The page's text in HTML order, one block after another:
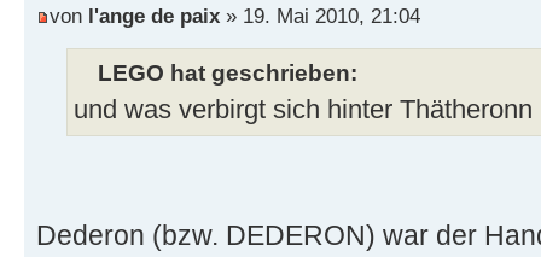
von l'ange de paix » 19. Mai 2010, 21:04
LEGO hat geschrieben:
und was verbirgt sich hinter
Dederon (bzw. DEDERON) war der